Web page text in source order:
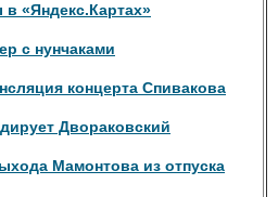
«Яндекс.Картах»
с нунчаками
концерта Спивакова
Двораковский
Мамонтова из отпуска